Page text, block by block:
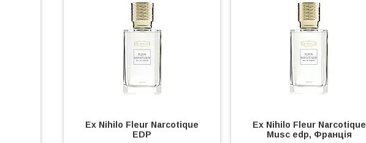
Ex Nihilo Fleur Narcotique
EDP
Ex Nihilo Fleur Narcotique
Musc edp, Франція